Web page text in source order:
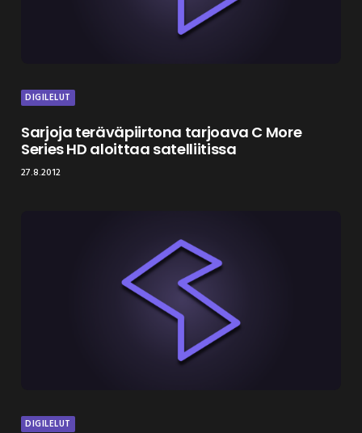
DIGILELUT
Sarjoja teräväpiirtona tarjoava C More
Series HD aloittaa satelliitissa
27.8.2012
DIGILELUT